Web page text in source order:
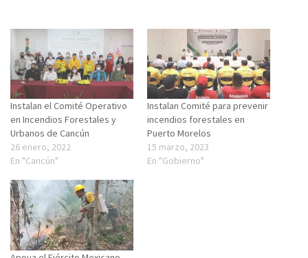
Instalan el Comité Operativo
en Incendios Forestales y
Urbanos de Cancún
26 enero, 2022
En "Cancún"
Instalan Comité para prevenir
incendios forestales en
Puerto Morelos
15 marzo, 2023
En "Gobierno"